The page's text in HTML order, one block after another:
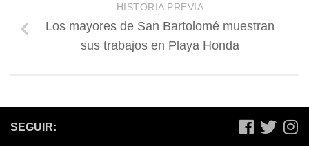
HISTORIA PREVIA
Los mayores de San Bartolomé muestran
sus trabajos en Playa Honda
SEGUIR: